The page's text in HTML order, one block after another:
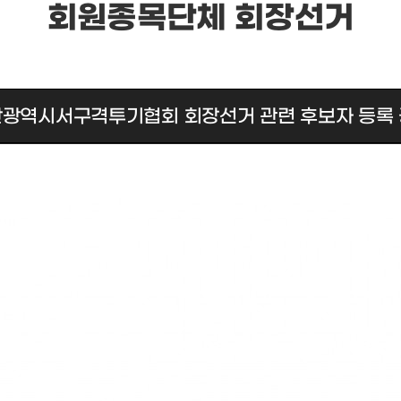
회원종목단체 회장선거
역시서구격투기협회 회장선거 관련 후보자 등록